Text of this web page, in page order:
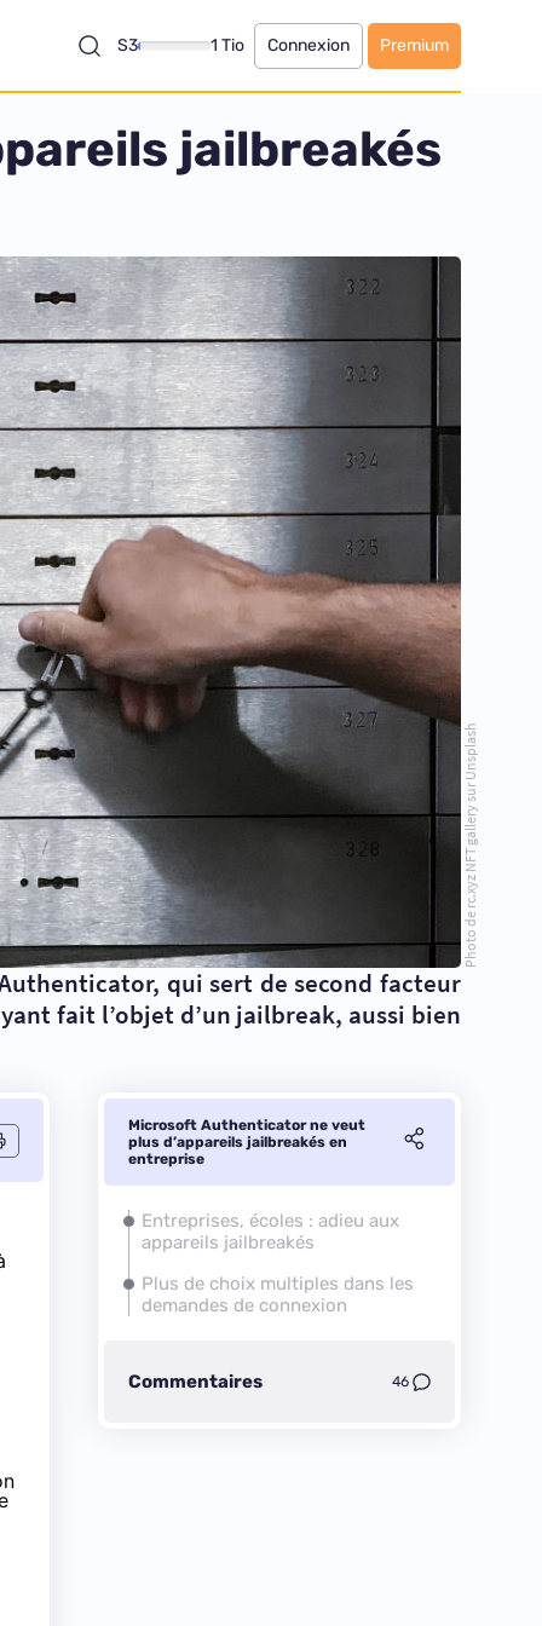
S3 1 Tio Connexion Premium
jailbreakés
Photo de rc.xyz NFT gallery sur Unsplash
qui sert de second facteur
fait l’objet d’un jailbreak, aussi bien
Microsoft Authenticator ne veut
plus d’appareils jailbreakés en
entreprise
Entreprises, écoles : adieu aux
appareils jailbreakés
Plus de choix multiples dans les
demandes de connexion
Commentaires 46